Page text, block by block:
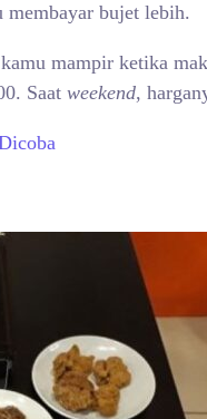
membayar bujet lebih.
mampir ketika
Saat weekend,